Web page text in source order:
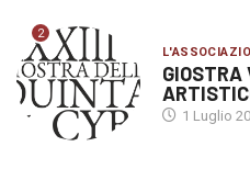
2
GIOSTRA
1 Luglio